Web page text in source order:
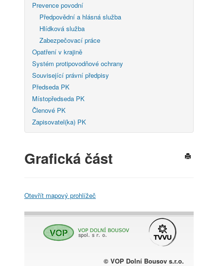
Prevence povodní
Předpovědní a hlásná služba
Hlídková služba
Zabezpečovací práce
Opatření v krajině
Systém protipovodňové ochrany
Související právní předpisy
Předseda PK
Místopředseda PK
Členové PK
Zapisovatel(ka) PK
Grafická část
Otevřít mapový prohlížeč
© VOP Dolní Bousov s.r.o.